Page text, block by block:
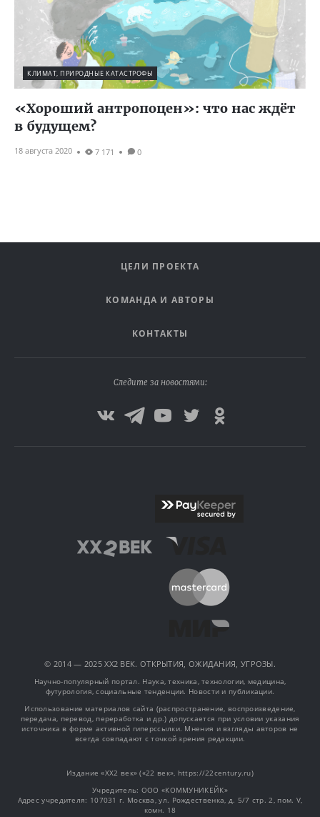
КЛИМАТ, ПРИРОДНЫЕ КАТАСТРОФЫ
«Хороший антропоцен»: что нас ждёт
в будущем?
18 августа 2020 7 171 0
ЦЕЛИ ПРОЕКТА
КОМАНДА И АВТОРЫ
КОНТАКТЫ
Следите за новостями:
© 2014 — 2025 XX2 ВЕК. ОТКРЫТИЯ, ОЖИДАНИЯ, УГРОЗЫ.
Научно-популярный портал. Наука, техника, технологии, медицина,
футурология, социальные тенденции. Новости и публикации.
Использование материалов сайта (распространение, воспроизведение,
передача, перевод, переработка и др.) допускается при условии указания
источника в форме активной гиперссылки. Мнения и взгляды авторов не
всегда совпадают с точкой зрения редакции.
Издание «XX2 век» («22 век», https://22century.ru)
Учредитель: OOO «КОММУНИКЕЙК»
Адрес учредителя: 107031 г. Москва, ул. Рождественка, д. 5/7 стр. 2, пом. V,
комн. 18